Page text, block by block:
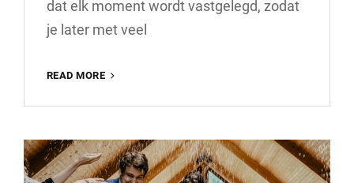
dat elk moment wordt vastgelegd, zodat
je later met veel
READ MORE
VAN
TROUWFOTO’S
MAKEN
VOOR